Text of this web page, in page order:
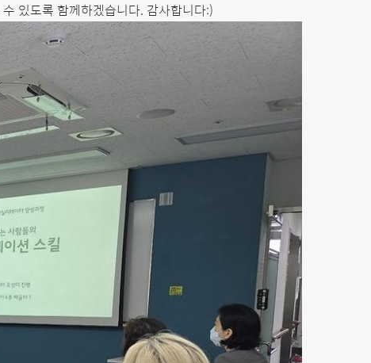
있도록 함께하겠습니다. 감사합니다:)